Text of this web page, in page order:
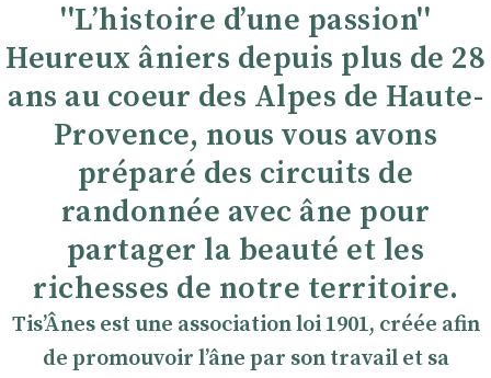
''Lʼhistoire dʼune passion''
Heureux âniers depuis plus de 28
ans au coeur des Alpes de Haute-
Provence, nous vous avons
préparé des circuits de
randonnée avec âne pour
partager la beauté et les
richesses de notre territoire.
TisʼÂnes est une association loi 1901, créée afin
de promouvoir lʼâne par son travail et sa